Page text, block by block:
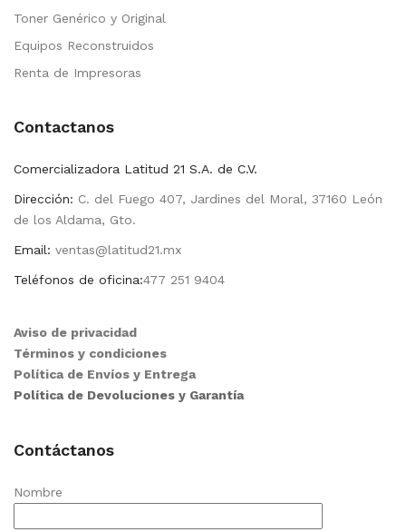
Toner Genérico y Original
Equipos Reconstruidos
Renta de Impresoras
Contactanos
Comercializadora Latitud 21 S.A. de C.V.
Dirección: C. del Fuego 407, Jardines del Moral, 37160 León
de los Aldama, Gto.
Email: ventas@latitud21.mx
Teléfonos de oficina:477 251 9404
Aviso de privacidad
Términos y condiciones
Política de Envíos y Entrega
Política de Devoluciones y Garantía
Contáctanos
Nombre